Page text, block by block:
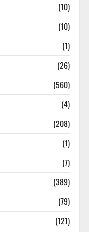
(10)
(10)
(1)
(26)
(560)
(4)
(208)
(1)
(7)
(389)
(79)
(121)